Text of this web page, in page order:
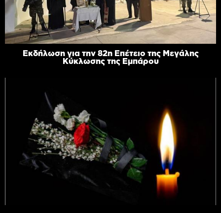
Εκδήλωση για την 82η Επέτειο της Μεγάλης
Κύκλωσης της Εμπάρου